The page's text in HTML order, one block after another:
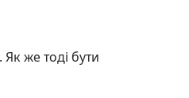
Як же тоді бути